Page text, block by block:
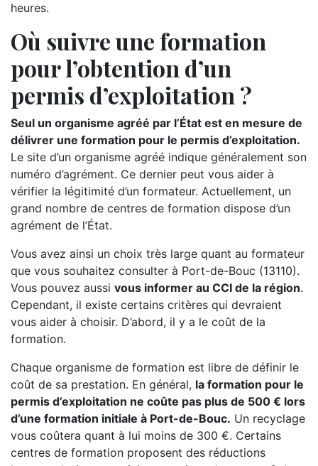
heures.
Où suivre une formation
pour l’obtention d’un
permis d’exploitation ?
Seul un organisme agréé par l’État est en mesure de
délivrer une formation pour le permis d’exploitation.
Le site d’un organisme agréé indique généralement son
numéro d’agrément. Ce dernier peut vous aider à
vérifier la légitimité d’un formateur. Actuellement, un
grand nombre de centres de formation dispose d’un
agrément de l’État.
Vous avez ainsi un choix très large quant au formateur
que vous souhaitez consulter à Port-de-Bouc (13110).
Vous pouvez aussi vous informer au CCI de la région.
Cependant, il existe certains critères qui devraient
vous aider à choisir. D’abord, il y a le coût de la
formation.
Chaque organisme de formation est libre de définir le
coût de sa prestation. En général, la formation pour le
permis d’exploitation ne coûte pas plus de 500 € lors
d’une formation initiale à Port-de-Bouc. Un recyclage
vous coûtera quant à lui moins de 300 €. Certains
centres de formation proposent des réductions